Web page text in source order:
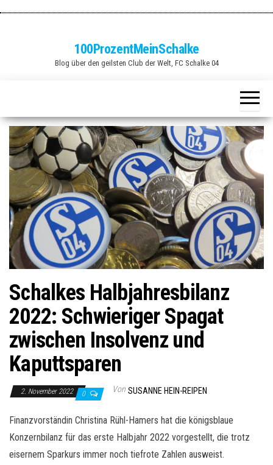
100ProzentMeinSchalke
Blog über den geilsten Club der Welt, FC Schalke 04
Schalkes Halbjahresbilanz
2022: Schwieriger Spagat
zwischen Insolvenz und
Kaputtsparen
2. November 2022 0 Von SUSANNE HEIN-REIPEN
Finanzvorständin Christina Rühl-Hamers hat die königsblaue
Konzernbilanz für das erste Halbjahr 2022 vorgestellt, die trotz
eisernem Sparkurs immer noch tiefrote Zahlen ausweist.